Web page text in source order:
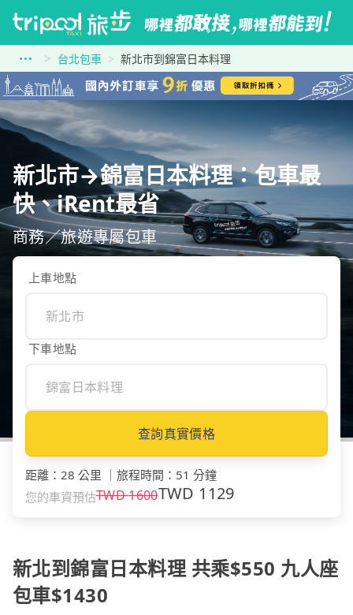
台北包車 新北市到錦富日本料理
新北市→錦富日本料理：包車最
快、iRent最省
商務／旅遊專屬包車
上車地點
下車地點
查詢真實價格
距離 ： 28 公里 旅程時間 ： 51 分鐘
您的車資預估TWD1600TWD 1129
新北到錦富日本料理 共乘$550 九人座
包車$1430